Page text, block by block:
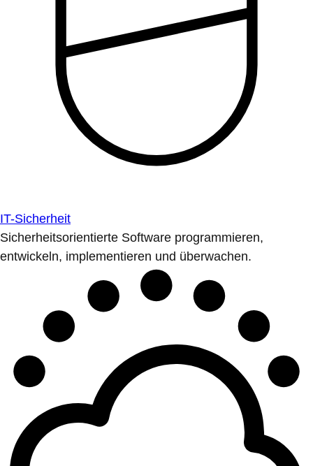
IT-Sicherheit
Sicherheitsorientierte Software programmieren,
entwickeln, implementieren und überwachen.